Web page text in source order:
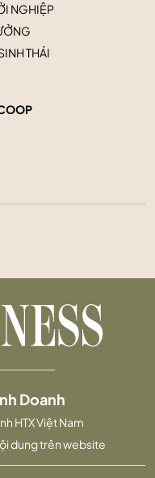
NGHIỆP
THÁI
Doanh
HTX Việt Nam
dung trên website